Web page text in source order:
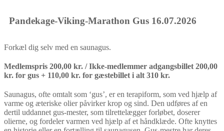
Pandekage-Viking-Marathon Gus 16.07.2026
Forkæl dig selv med en saunagus.
Medlemspris 200,00 kr. / Ikke-medlemmer adgangsbillet 200,00
kr. for gus + 110,00 kr. for gæstebillet i alt 310 kr.
Saunagus, ofte omtalt som ‘gus’, er en terapiform, som ved hjælp af
varme og æteriske olier påvirker krop og sind. Den udføres af en
dertil uddannet gus-mester, som tilrettelægger forløbet, doserer
olierne, og fordeler varmen ved hjælp af et håndklæde. Ofte knyttes